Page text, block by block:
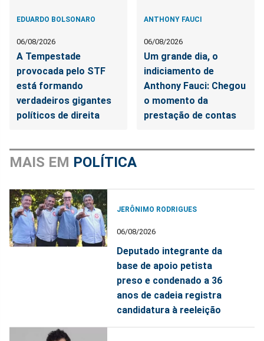
EDUARDO BOLSONARO
06/08/2026
A Tempestade
provocada pelo STF
está formando
verdadeiros gigantes
políticos de direita
ANTHONY FAUCI
06/08/2026
Um grande dia, o
indiciamento de
Anthony Fauci: Chegou
o momento da
prestação de contas
MAIS EM POLÍTICA
JERÔNIMO RODRIGUES
06/08/2026
Deputado integrante da
base de apoio petista
preso e condenado a 36
anos de cadeia registra
candidatura à reeleição